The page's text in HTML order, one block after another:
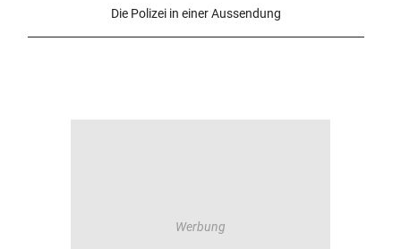
Die Polizei in einer Aussendung